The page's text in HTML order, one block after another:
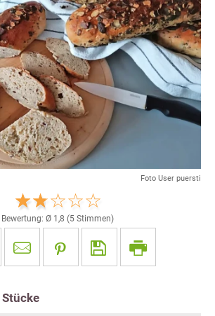
Foto User puersti
Bewertung: Ø 1,8 (5 Stimmen)
Stücke